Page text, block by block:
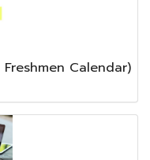
Freshmen Calendar)